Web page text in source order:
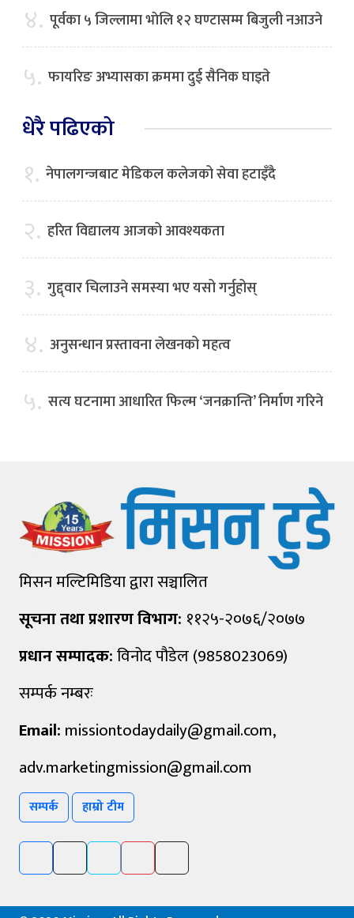
४. पूर्वका ५ जिल्लामा भाेलि १२ घण्टासम्म बिजुली नआउने
५. फायरिङ अभ्यासका क्रममा दुई सैनिक घाइते
धेरै पढिएको
१. नेपालगन्जबाट मेडिकल कलेजको सेवा हटाइँदै
२. हरित विद्यालय आजको आवश्यकता
३. गुद्द्वार चिलाउने समस्या भए यसो गर्नुहोस्
४. अनुसन्धान प्रस्तावना लेखनको महत्व
५. सत्य घटनामा आधारित फिल्म ‘जनक्रान्ति’ निर्माण गरिने
मिसन मल्टिमिडिया द्वारा सञ्चालित
सूचना तथा प्रशारण विभाग: ११२५-२०७६/२०७७
प्रधान सम्पादक:विनोद पौडेल (9858023069)
सम्पर्क नम्बरः
Email: missiontodaydaily@gmail.com,
adv.marketingmission@gmail.com
सम्पर्क हाम्रो टीम